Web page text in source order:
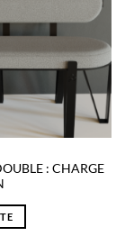
à la liste
: CHARGE